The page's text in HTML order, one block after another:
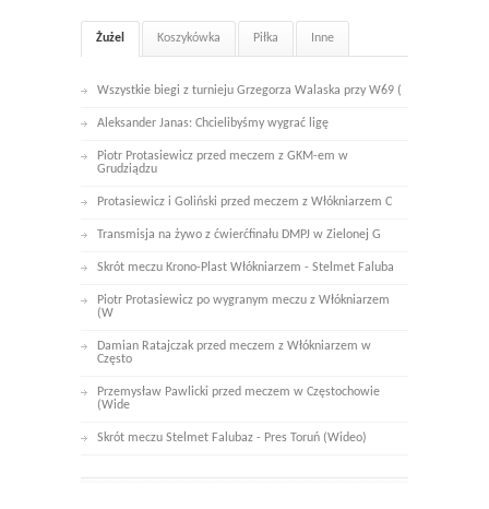
Żużel Koszykówka Piłka Inne
Wszystkie biegi z turnieju Grzegorza Walaska przy W69 (
Aleksander Janas: Chcielibyśmy wygrać ligę
Piotr Protasiewicz przed meczem z GKM-em w
Grudziądzu
Protasiewicz i Goliński przed meczem z Włókniarzem C
Transmisja na żywo z ćwierćfinału DMPJ w Zielonej G
Skrót meczu Krono-Plast Włókniarzem - Stelmet Faluba
Piotr Protasiewicz po wygranym meczu z Włókniarzem
(W
Damian Ratajczak przed meczem z Włókniarzem w
Często
Przemysław Pawlicki przed meczem w Częstochowie
(Wide
Skrót meczu Stelmet Falubaz - Pres Toruń (Wideo)